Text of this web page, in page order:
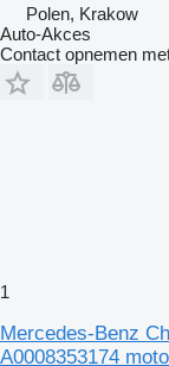
Polen, Krakow
Auto-Akces
Contact opnemen
1
Mercedes-Benz
A0008353174